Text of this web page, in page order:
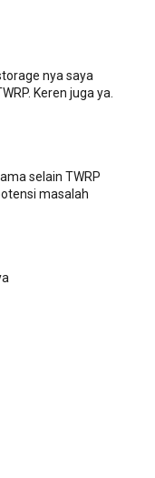
nya saya
Keren juga ya.
selain TWRP
masalah